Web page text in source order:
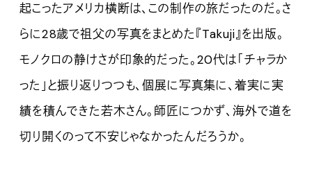
起こったアメリカ横断は、この制作の旅だったのだ。さ
らに28歳で祖父の写真をまとめた『Takuji』を出版。
モノクロの静けさが印象的だった。20代は「チャラか
った」と振り返りつつも、個展に写真集に、着実に実
績を積んできた若木さん。師匠につかず、海外で道を
切り開くのって不安じゃなかったんだろうか。